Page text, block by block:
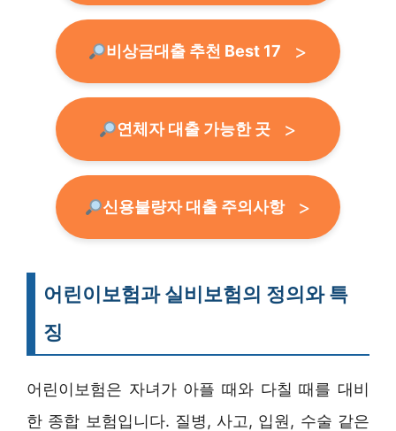
비상금대출 추천 Best 17
연체자 대출 가능한 곳
신용불량자 대출 주의사항
어린이보험과 실비보험의 정의와 특
징
어린이보험은 자녀가 아플 때와 다칠 때를 대비
한 종합 보험입니다. 질병, 사고, 입원, 수술 같은